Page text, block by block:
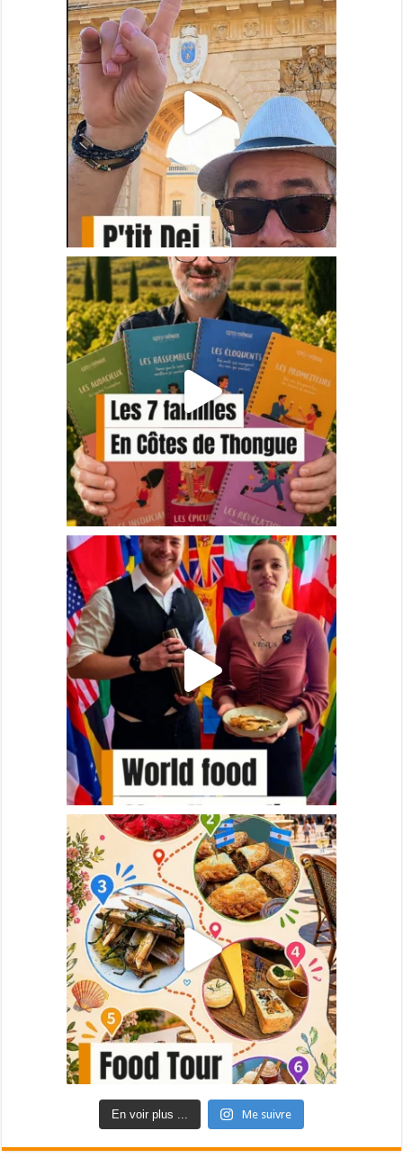
En voir plus ... Me suivre